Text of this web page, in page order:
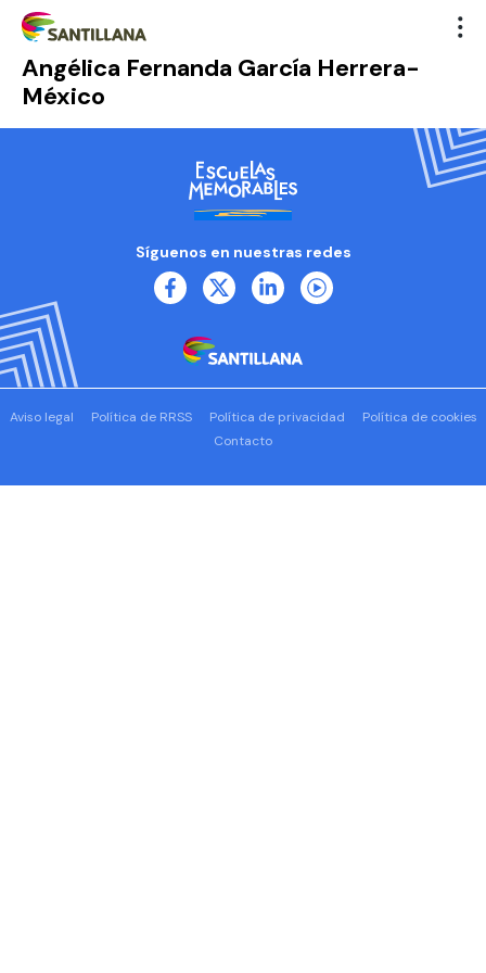
Angélica Fernanda García Herrera-
México
Síguenos en nuestras redes
Aviso legal Política de RRSS Política de privacidad
Política de cookies
Contacto